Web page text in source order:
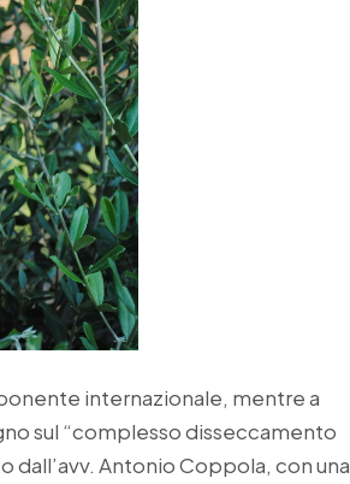
internazionale, mentre a
sul “complesso disseccamento
dall’avv. Antonio Coppola, con una